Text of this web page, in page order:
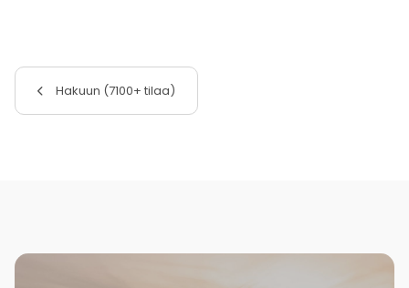
Hakuun (7100+ tilaa)